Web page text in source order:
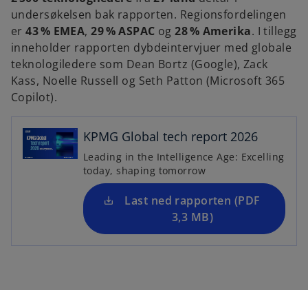
undersøkelsen bak rapporten. Regionsfordelingen
er43 % EMEA,29 % ASPAC og28 % Amerika. I tillegg
inneholder rapporten dybdeintervjuer med globale
teknologiledere som Dean Bortz (Google), Zack
Kass, Noelle Russell og Seth Patton (Microsoft 365
Copilot).
KPMG Global tech report 2026
Leading in the Intelligence Age: Excelling
today, shaping tomorrow
Last ned rapporten (PDF
3,3 MB)
o
n
i
n
a
n
e